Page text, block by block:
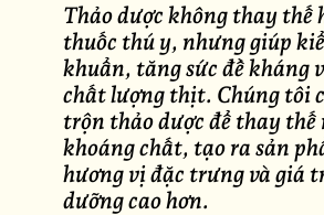
Thảodượckhôngthaythế
thuốcthú y, nhưnggiúp
khuẩn, tăngsứcđềkháng
chấtlượngthịt. Chúngtôi
trộn thảodượcđểthaythế
khoángchất, tạo ra sản
hương vịđặctrưng và giá
dưỡngcaohơn.